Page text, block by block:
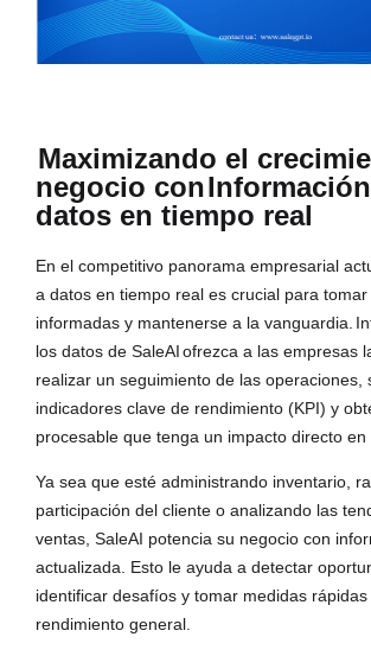
Maximizando el
negocio con
datos en tiempo real
En el competitivo panorama empresarial
a datos en tiempo real es crucial para
informadas y mantenerse a la vanguardia.
los datos de SaleAIofrezca a las empresas
realizar un seguimiento de las operaciones,
indicadores clave de rendimiento (KPI) y
procesable que tenga un impacto directo en
Ya sea que esté administrando inventario,
participación del cliente o analizando las
ventas, SaleAI potencia su negocio con
actualizada. Esto le ayuda a detectar
identificar desafíos y tomar medidas
rendimiento general.